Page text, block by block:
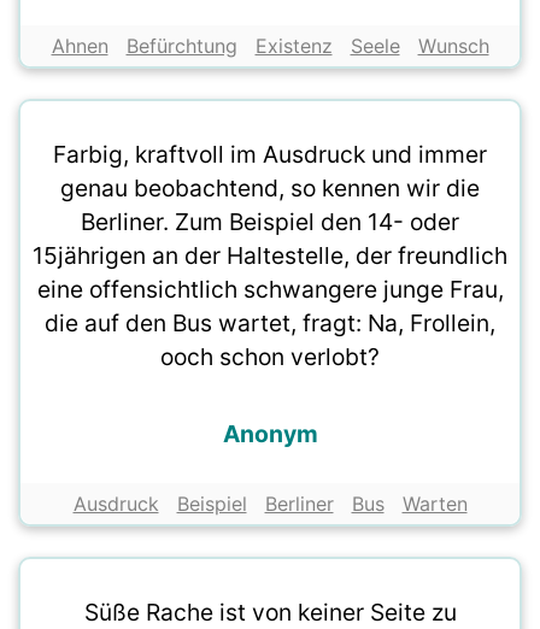
Ahnen Befürchtung Existenz Seele Wunsch
Farbig, kraftvoll im Ausdruck und immer
genau beobachtend, so kennen wir die
Berliner. Zum Beispiel den 14- oder
15jährigen an der Haltestelle, der freundlich
eine offensichtlich schwangere junge Frau,
die auf den Bus wartet, fragt: Na, Frollein,
ooch schon verlobt?
Anonym
Ausdruck Beispiel Berliner Bus Warten
Süße Rache ist von keiner Seite zu